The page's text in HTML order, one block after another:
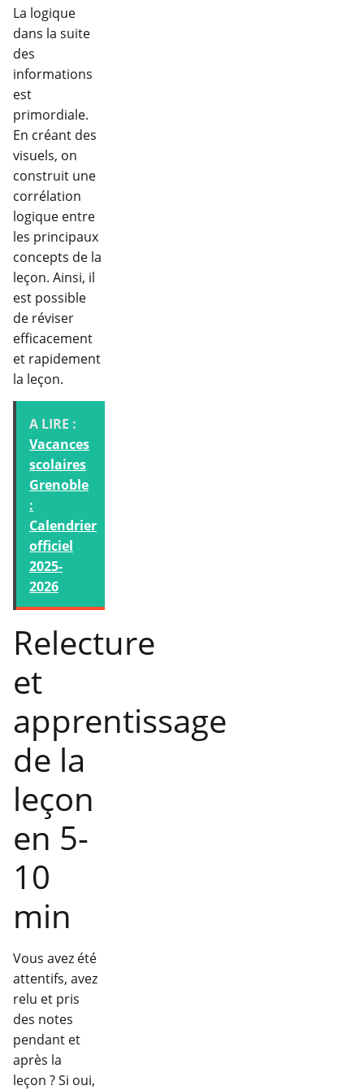
La logique
dans la suite
des
informations
est
primordiale.
En créant des
visuels, on
construit une
corrélation
logique entre
les principaux
concepts de la
leçon. Ainsi, il
est possible
de réviser
efficacement
et rapidement
la leçon.
A LIRE :
Vacances
scolaires
Grenoble
:
Calendrier
officiel
2025-
2026
Relecture
et
apprentissage
de la
leçon
en 5-
10
min
Vous avez été
attentifs, avez
relu et pris
des notes
pendant et
après la
leçon ? Si oui,